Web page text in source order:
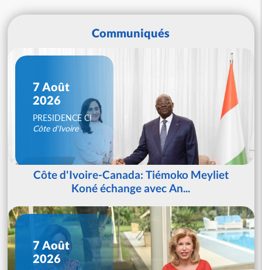
Communiqués
7 Août
2026
PRESIDENCE CI
Côte d'Ivoire
Côte d'Ivoire-Canada: Tiémoko Meyliet
Koné échange avec An...
7 Août
2026